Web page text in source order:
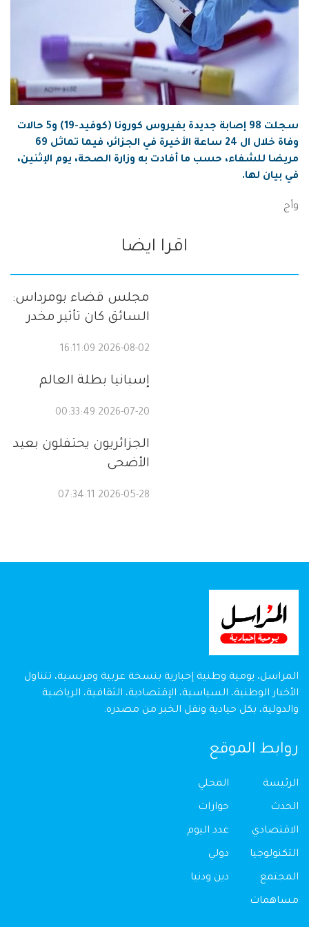
سجلت 98 إصابة جديدة بفيروس كورونا (كوفيد-19) و5 حالات
وفاة خلال ال 24 ساعة الأخيرة في الجزائر، فيما تماثل 69
مريضا للشفاء، حسب ما أفادت به وزارة الصحة، يوم الإثنين،
في بيان لها.
وأج
اقرا ايضا
مجلس قضاء بومرداس:
السائق كان تأثير مخدر
2026-08-02 16:11:09
إسبانيا بطلة العالم
2026-07-20 00:33:49
الجزائريون يحتفلون بعيد
الأضحى
2026-05-28 07:34:11
المراسل، يومية وطنية إخبارية بنسخة عربية وفرنسية، تتناول
الأخبار الوطنية، السياسية، الإقتصادية، الثقافية، الرياضية
والدولية، بكل حيادية ونقل الخبر من مصدره.
روابط الموقع
الرئيسة
الحدث
الاقتصادي
التكنولوجيا
المجتمع
مساهمات
المحلي
حوارات
عدد اليوم
دولي
دين ودنيا